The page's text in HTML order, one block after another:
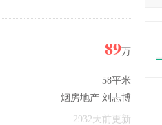
89万
58平米
烟房地产 刘志博
2932天前更新